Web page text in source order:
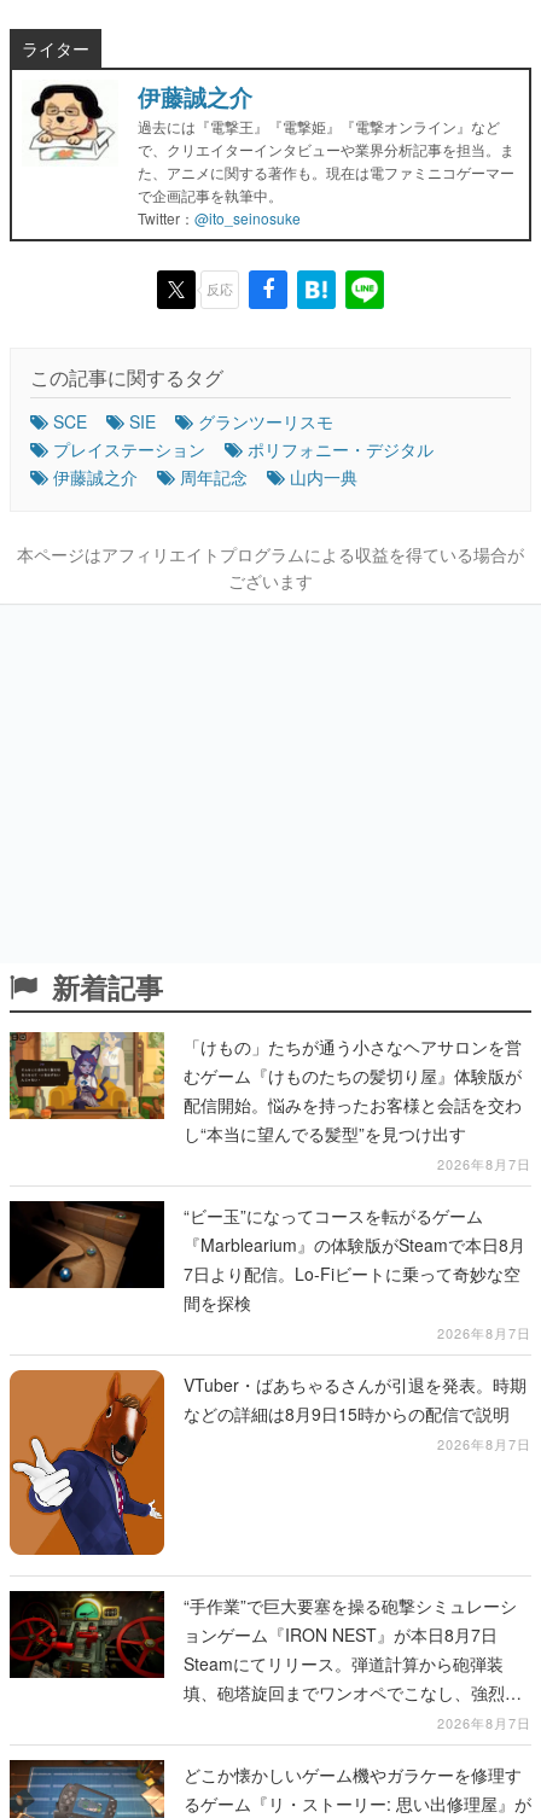
ライター
伊藤誠之介
過去には『電撃王』『電撃姫』『電撃オンライン』など
で、クリエイターインタビューや業界分析記事を担当。ま
た、アニメに関する著作も。現在は電ファミニコゲーマー
で企画記事を執筆中。
Twitter： @ito_seinosuke
反応
この記事に関するタグ
SCE SIE
グランツーリスモ
プレイステーション
ポリフォニー・デジタル
伊藤誠之介
周年記念 山内一典
本ページはアフィリエイトプログラムによる収益を得ている場合が
ございます
新着記事
「けもの」たちが通う小さなヘアサロンを営
むゲーム『けものたちの髪切り屋』体験版が
配信開始。悩みを持ったお客様と会話を交わ
し“本当に望んでる髪型”を見つけ出す
2026年8月7日
“ビー玉”になってコースを転がるゲーム
『Marblearium』の体験版がSteamで本日8月
7日より配信。Lo-Fiビートに乗って奇妙な空
間を探検
2026年8月7日
VTuber・ばあちゃるさんが引退を発表。時期
などの詳細は8月9日15時からの配信で説明
2026年8月7日
“手作業”で巨大要塞を操る砲撃シミュレーシ
ョンゲーム『IRON NEST』が本日8月7日
Steamにてリリース。弾道計算から砲弾装
填、砲塔旋回までワンオペでこなし、強烈な
一撃をブチかませるロマンある作品2026年8月7日
どこか懐かしいゲーム機やガラケーを修理す
るゲーム『リ・ストーリー: 思い出修理屋』が